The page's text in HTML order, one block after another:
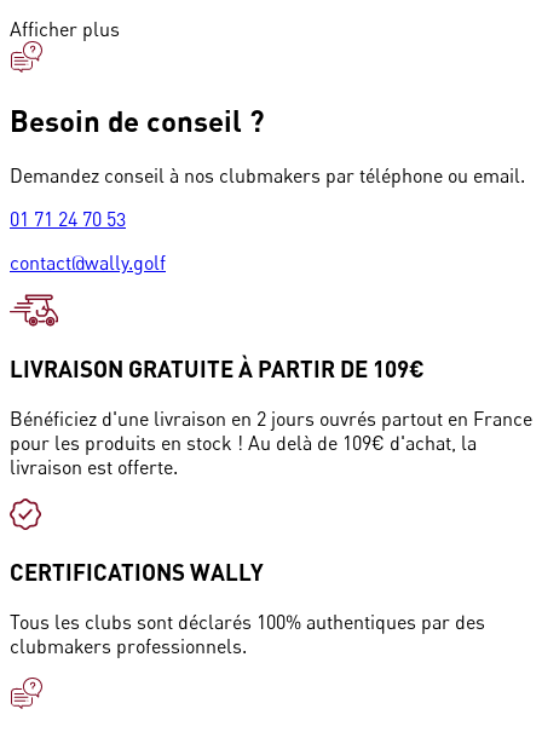
Afficher plus
Besoin de conseil ?
Demandez conseil à nos clubmakers par téléphone ou email.
01 71 24 70 53
contact@wally.golf
LIVRAISON GRATUITE À PARTIR DE 109€
Bénéficiez d'une livraison en 2 jours ouvrés partout en France
pour les produits en stock ! Au delà de 109€ d'achat, la
livraison est offerte.
CERTIFICATIONS WALLY
Tous les clubs sont déclarés 100% authentiques par des
clubmakers professionnels.